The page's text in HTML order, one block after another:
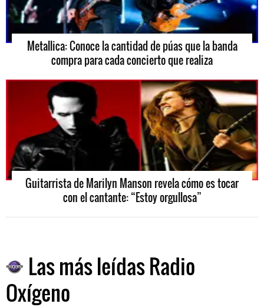
Metallica: Conoce la cantidad de púas que la banda
compra para cada concierto que realiza
Guitarrista de Marilyn Manson revela cómo es tocar
con el cantante: “Estoy orgullosa”
Las más leídas Radio
Oxígeno